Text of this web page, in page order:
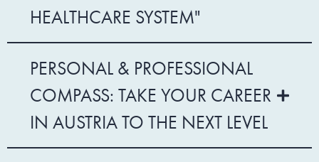
HEALTHCARE SYSTEM"
PERSONAL & PROFESSIONAL
COMPASS: TAKE YOUR CAREER
IN AUSTRIA TO THE NEXT LEVEL